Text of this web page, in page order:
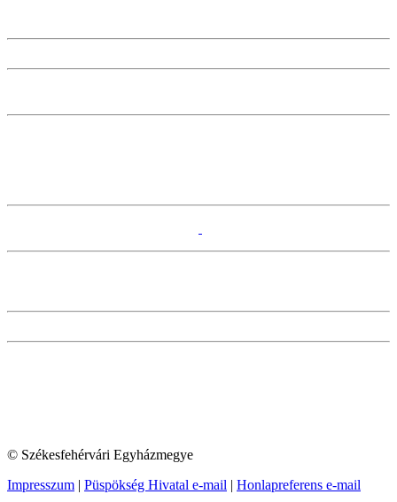
© Székesfehérvári Egyházmegye
Impresszum | Püspökség Hivatal e-mail | Honlapreferens e-mail